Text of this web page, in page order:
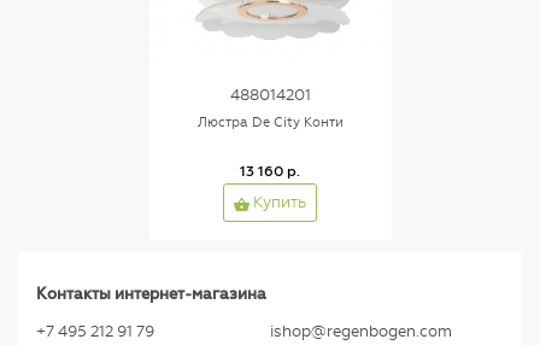
488014201
Люстра De City Конти
13 160 р.
Купить
Контакты интернет-магазина
+7 495 212 91 79
ishop@regenbogen.com